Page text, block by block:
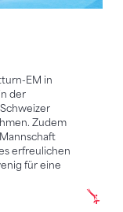
EM in
der
Zudem
erfreulichen
für eine